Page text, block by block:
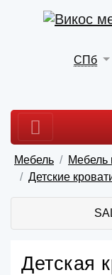
СПб
Мебель
Мебель
Детские
Детская